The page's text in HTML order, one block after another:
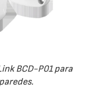
BCD-P01 para